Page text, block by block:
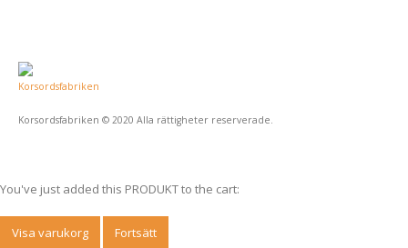
Korsordsfabriken © 2020 Alla rättigheter reserverade.
You've just added this PRODUKT to the cart:
Visa varukorg Fortsätt